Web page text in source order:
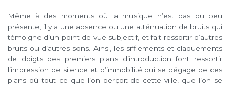
Même à des moments où la musique n’est pas ou peu
présente, il y a une absence ou une atténuation de bruits qui
témoigne d’un point de vue subjectif, et fait ressortir d’autres
bruits ou d’autres sons. Ainsi, les sifflements et claquements
de doigts des premiers plans d’introduction font ressortir
l’impression de silence et d’immobilité qui se dégage de ces
plans où tout ce que l’on perçoit de cette ville, que l’on se